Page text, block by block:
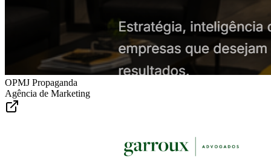
OPMJ Propaganda
Agência de Marketing